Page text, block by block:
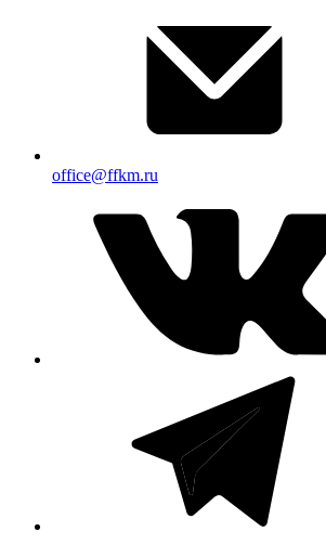
office@ffkm.ru